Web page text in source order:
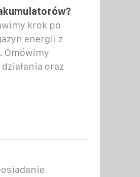
krok po
energii z
Omówimy
oraz